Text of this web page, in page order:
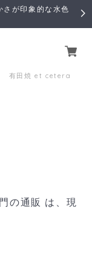
さが印象的な水色
有田焼 et cetera
の通販 は、現